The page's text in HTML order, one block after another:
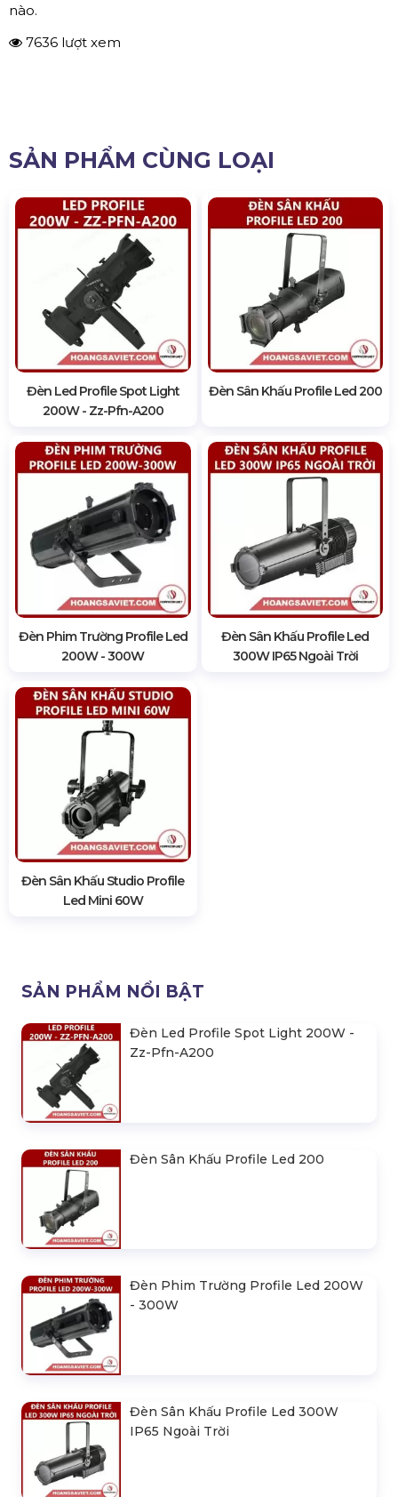
nào.
7636 lượt xem
SẢN PHẨM CÙNG LOẠI
Đèn Led Profile Spot Light
200W - Zz-Pfn-A200
Đèn Sân Khấu Profile Led 200
Đèn Phim Trường Profile Led
200W - 300W
Đèn Sân Khấu Profile Led
300W IP65 Ngoài Trời
Đèn Sân Khấu Studio Profile
Led Mini 60W
SẢN PHẨM NỔI BẬT
Đèn Led Profile Spot Light 200W -
Zz-Pfn-A200
Đèn Sân Khấu Profile Led 200
Đèn Phim Trường Profile Led 200W
- 300W
Đèn Sân Khấu Profile Led 300W
IP65 Ngoài Trời